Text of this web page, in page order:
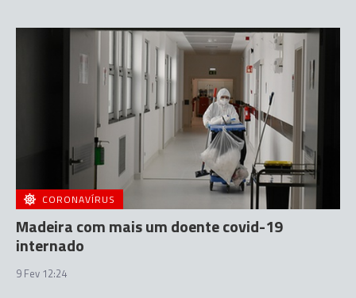
CORONAVÍRUS
Madeira com mais um doente covid-19
internado
9 Fev 12:24